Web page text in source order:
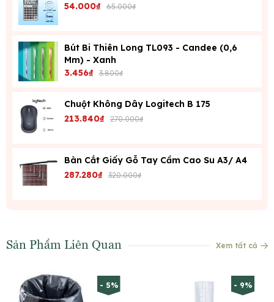
54.000₫ 65.000₫
Bút Bi Thiên Long TL093 - Candee (0,6
Mm) - Xanh
3.456₫ 3.800₫
Chuột Không Dây Logitech B 175
213.840₫ 270.000₫
Bàn Cắt Giấy Gỗ Tay Cầm Cao Su A3/ A4
287.280₫ 320.000₫
Sản Phẩm Liên Quan Xem tất cả
- 5% - 9%